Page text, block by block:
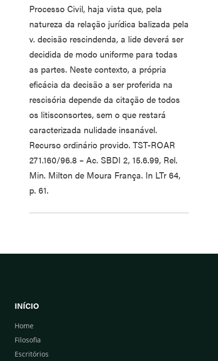
Processo Civil, haja vista que, pela
natureza da relação jurídica balizada pela
v. decisão rescindenda, a lide deverá ser
decidida de modo uniforme para todas
as partes. Neste contexto, a própria
eficácia da decisão a ser proferida na
rescisória depende da citação de todos
os litisconsortes, sem o que restará
caracterizada nulidade insanável.
Recurso ordinário provido. TST-ROAR
271.160/96.8 – Ac. SBDI 2, 15.6.99, Rel.
Min. Milton de Moura França. In LTr 64,
p. 61.
INÍCIO
Home
Filosofia
Escritórios